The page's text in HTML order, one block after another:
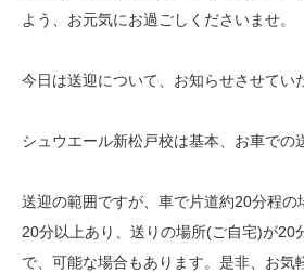
よう、お元気にお過ごしくださいませ。
今日は送迎について、お知らせさせてい
シュウエール新松戸校は基本、お車での
送迎の範囲ですが、車で片道約20分程
20分以上あり、送りの場所(ご自宅)が
で、可能な場合もあります。是非、お気